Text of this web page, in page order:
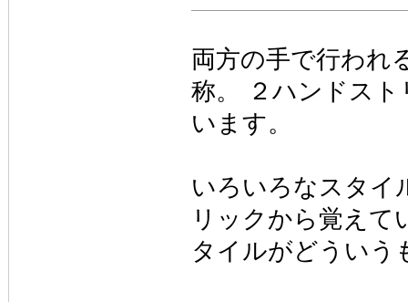
両方の手で行われ
称。 ２ハンドス
います。
いろいろなスタイ
リックから覚えて
タイルがどういう